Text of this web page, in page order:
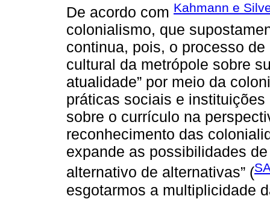
De acordo com Kahmann e
colonialismo, que
continua, pois, o processo
cultural da metrópole sobre
atualidade” por meio da
práticas sociais e
sobre o currículo na
reconhecimento das
expande as possibilidades
alternativo de alternativas” (
esgotarmos a multiplicidade